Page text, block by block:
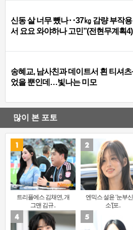
신동 살 너무 뺐나‥37㎏ 감량 부작용
서 요요 와야하나 고민”(전현무계획4)
송혜교, 남사친과 데이트서 흰 티셔
었을 뿐인데…빛나는 미모
많이 본 포토
트리플에스 김채연, 개
그맨 김규..
엔믹스 설윤 ‘눈부신
소’[포..